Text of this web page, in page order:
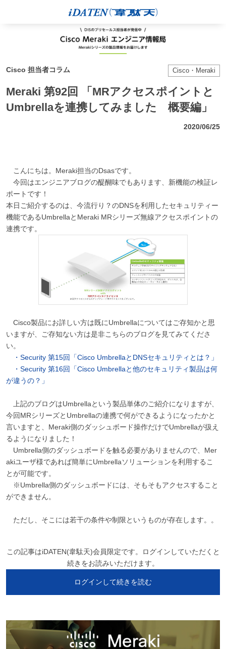
Cisco 担当者コラム Cisco・Meraki
Meraki 第92回 「MRアクセスポイントと
Umbrellaを連携してみました 概要編」
2020/06/25
こんにちは。Meraki担当のDsasです。
今回はエンジニアブログの醍醐味でもあります、新機能の検証レ
ポートです！
本日ご紹介するのは、今流行り？のDNSを利用したセキュリティー
機能であるUmbrellaとMeraki MRシリーズ無線アクセスポイントの
連携です。
Cisco製品にお詳しい方は既にUmbrellaについてはご存知かと思
いますが、ご存知ない方は是非こちらのブログを見てみてくださ
い。
・Security 第15回「Cisco UmbrellaとDNSセキュリティとは？」
・Security 第16回「Cisco Umbrellaと他のセキュリティ製品は何
が違うの？」
上記のブログはUmbrellaという製品単体のご紹介になりますが、
今回MRシリーズとUmbrellaの連携で何ができるようになったかと
言いますと、Meraki側のダッシュボード操作だけでUmbrellaが扱え
るようになりました！
Umbrella側のダッシュボードを触る必要がありませんので、Mer
akiユーザ様であれば簡単にUmbrellaソリューションを利用するこ
とが可能です。
※Umbrella側のダッシュボードには、そもそもアクセスすること
ができません。
ただし、そこには若干の条件や制限というものが存在します。。
この記事はiDATEN(韋駄天)会員限定です。ログインしていただくと
続きをお読みいただけます。
ログインして続きを読む